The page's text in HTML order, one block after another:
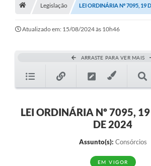
A História
Galeria de Fotos
Legislação LEI ORDINÁRIA Nº 7095, 19
Atualizado em: 15/08/2024 às 10h46
ARRASTE PARA VER MAIS
LEI ORDINÁRIA Nº 7095,
DE 2024
Assunto(s): Consórcios
EM VIGOR